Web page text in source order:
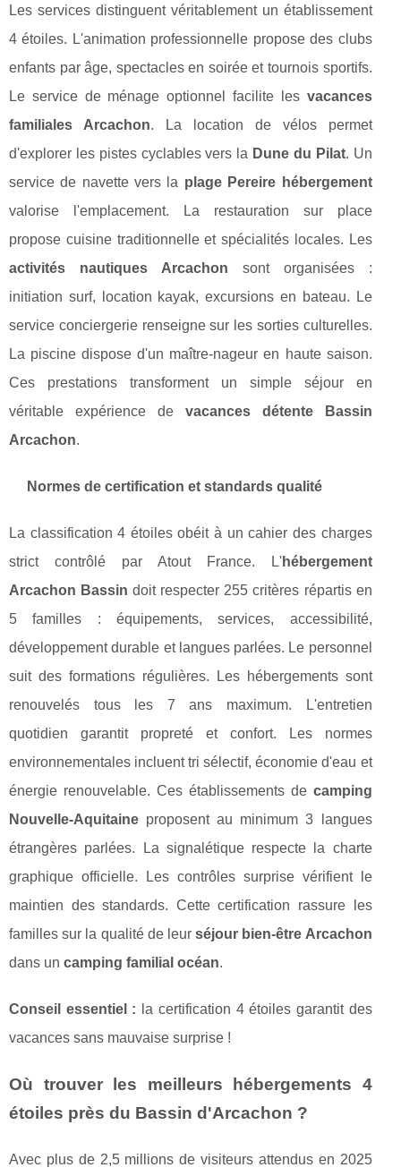
Les services distinguent véritablement un établissement
4 étoiles. L'animation professionnelle propose des clubs
enfants par âge, spectacles en soirée et tournois sportifs.
Le service de ménage optionnel facilite les vacances
familiales Arcachon. La location de vélos permet
d'explorer les pistes cyclables vers la Dune du Pilat. Un
service de navette vers la plage Pereire hébergement
valorise l'emplacement. La restauration sur place
propose cuisine traditionnelle et spécialités locales. Les
activités nautiques Arcachon sont organisées :
initiation surf, location kayak, excursions en bateau. Le
service conciergerie renseigne sur les sorties culturelles.
La piscine dispose d'un maître-nageur en haute saison.
Ces prestations transforment un simple séjour en
véritable expérience de vacances détente Bassin
Arcachon.
Normes de certification et standards qualité
La classification 4 étoiles obéit à un cahier des charges
strict contrôlé par Atout France. L'hébergement
Arcachon Bassin doit respecter 255 critères répartis en
5 familles : équipements, services, accessibilité,
développement durable et langues parlées. Le personnel
suit des formations régulières. Les hébergements sont
renouvelés tous les 7 ans maximum. L'entretien
quotidien garantit propreté et confort. Les normes
environnementales incluent tri sélectif, économie d'eau et
énergie renouvelable. Ces établissements de camping
Nouvelle-Aquitaine proposent au minimum 3 langues
étrangères parlées. La signalétique respecte la charte
graphique officielle. Les contrôles surprise vérifient le
maintien des standards. Cette certification rassure les
familles sur la qualité de leurséjour bien-être Arcachon
dans un camping familial océan.
Conseil essentiel : la certification 4 étoiles garantit des
vacances sans mauvaise surprise !
Où trouver les meilleurs hébergements 4
étoiles près du Bassin d'Arcachon ?
Avec plus de 2,5 millions de visiteurs attendus en 2025